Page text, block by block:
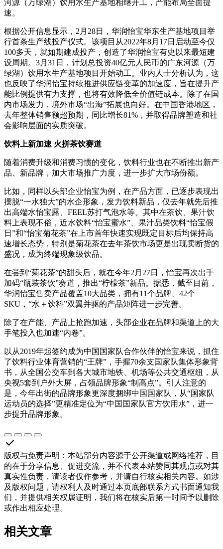
河源（万绿湖）饮用水生产基地相继开工，产能布局全面提
速。
根据公开信息显示，2月28日，华润怡宝华东生产基地项目举
行首条生产线投产仪式。该项目从2022年8月17日启动至今仅
100多天，就如期建成投产，创造了华润怡宝有史以来最短建
设周期。3月31日，计划总投资40亿元人民币的广东河源（万
绿湖）饮用水生产基地项目开始动工。业内人士分析认为，这
也反映了华润怡宝持续推进供应链变革的加速度，旨在提升产
能比例提供有力支撑，也将有效降低全价值链成本。除了在国
内市场发力，境外市场“出海”拓展也向好。在中国香港地区，
去年整体销售额超预期，同比增长81%，并取得品牌塑造和社
会影响层面的实质突破。
饮料上新加速 火拼茶饮赛道
随着消费升级和消费习惯的变化，饮料行业也在不断推出新产
品、新品牌，加大市场推广力度，进一步扩大市场份额。
比如，同样以头部企业怡宝为例，在产品方面，已逐步表现出
摆脱“一水独大”的水企形象，发力饮料新品，仅去年就先后推
出高端水怡宝露、FEEL苏打气泡水等。其中在茶饮、果汁饮
料上表现不俗，近水饮料“怡宝蜜水”、果汁品类饮料“怡宝假
日”和“怡宝菊花茶”在上市首年快速实现既定目标后均保持高
速增长态势，特别是菊花茶在去年茶饮市场更是出现卖断货的
盛况，成为终端现象级饮品。
在尝到“菊花茶”的甜头后，就在今年2月27日，怡宝再次出手
加码“瓶装茶饮”赛道，推出“柠檬茶”新品。据悉，截至目前，
华润怡宝售卖产品覆盖10大品类，拥有11个品牌、42个
SKU，“水＋饮料”双翼并驱的产品矩阵进一步完善。
除了在产能、产品上抢跑加速，头部企业在品牌和渠道上的大
手笔投入也加速“内卷”。
以从2019年起签约成为中国国家队合作伙伴的怡宝来说，抓住
了饮料行业体育营销的“王牌”，手握70余支国家队集体形象背
书，从全国公交车到各大城市地铁、机场等公共交通枢纽，从
央视5套到户外大屏，占领品牌形象“制高点”。引人注意的
是，今年出街的品牌形象更深度捆绑中国国家队，从“国家队
运动员的选择”更精准定位为“中国国家队官方饮用水”，进一
步提升品牌形象。
版权与免责声明 ： 本站部分内容源于公开渠道或网络推荐，目
的在于分享信息、促进交流，并不代表本站赞同其观点或对其
真实性负责，请读者仅作参考，并请自行核实相关内容。如涉
及版权问题，请权利人及时通过本页底部联系方式书面通知我
们，并提供相关权属证明，我们将在核实后第一时间予以删除
或作出相应处理。
相关文章